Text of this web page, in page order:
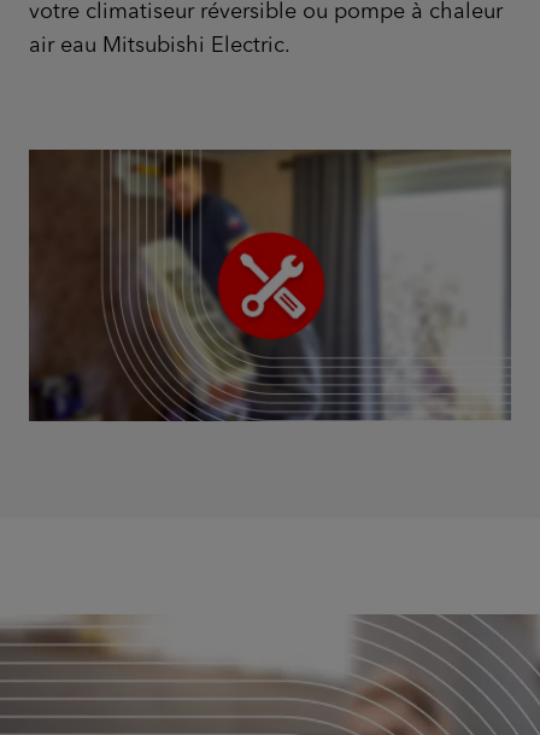
votre climatiseur réversible ou pompe à chaleur
air eau Mitsubishi Electric.